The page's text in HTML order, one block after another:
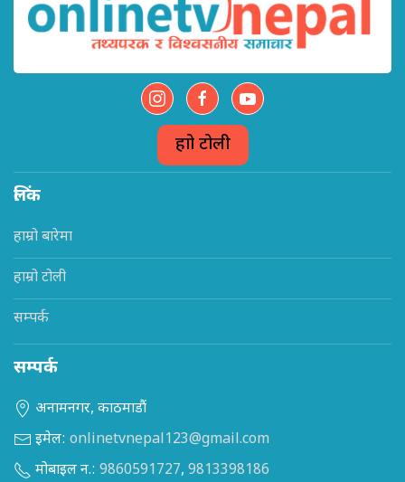
हाम्रो टोली
लिंक
हाम्रो बारेमा
हाम्रो टोली
सम्पर्क
सम्पर्क
अनामनगर, काठमाडौं
इमेल: onlinetvnepal123@gmail.com
मोबाइल न.: 9860591727, 9813398186